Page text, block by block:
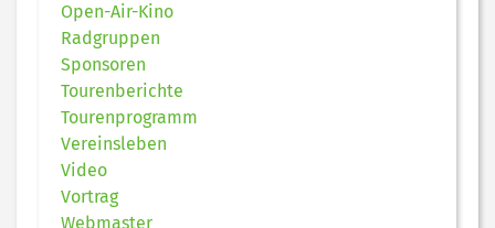
Open-Air-Kino
Radgruppen
Sponsoren
Tourenberichte
Tourenprogramm
Vereinsleben
Video
Vortrag
Webmaster